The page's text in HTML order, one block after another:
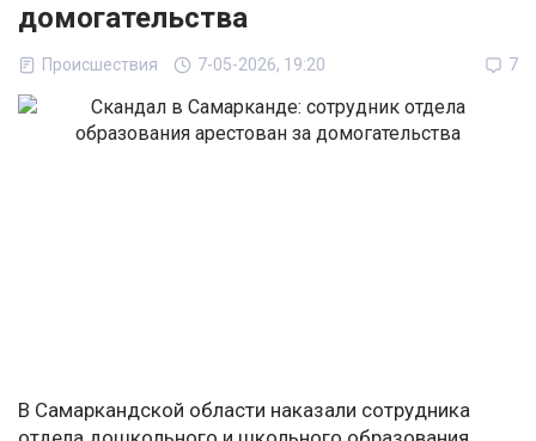
домогательства
Происшествия 7-05-2026, 19:20 7
В Самаркандской области наказали сотрудника